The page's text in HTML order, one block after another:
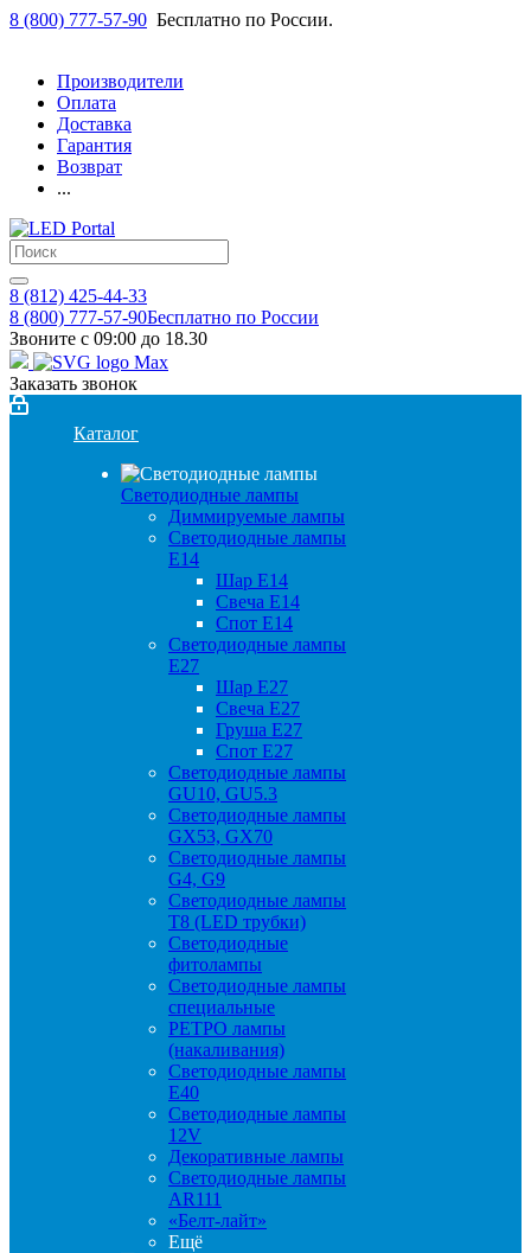
8 (800) 777-57-90 Бесплатно по России.
Производители
Оплата
Доставка
Гарантия
Возврат
...
8 (812) 425-44-33
8 (800) 777-57-90Бесплатно по России
Звоните с 09:00 до 18.30
Заказать звонок
Каталог
Светодиодные лампы
Диммируемые лампы
Светодиодные лампы
Е14
Шар Е14
Свеча Е14
Спот Е14
Светодиодные лампы
Е27
Шар Е27
Свеча Е27
Груша Е27
Спот Е27
Светодиодные лампы
GU10, GU5.3
Светодиодные лампы
GX53, GX70
Светодиодные лампы
G4, G9
Светодиодные лампы
Т8 (LED трубки)
Светодиодные
фитолампы
Светодиодные лампы
специальные
РЕТРО лампы
(накаливания)
Светодиодные лампы
E40
Светодиодные лампы
12V
Декоративные лампы
Светодиодные лампы
AR111
«Белт-лайт»
Ещё